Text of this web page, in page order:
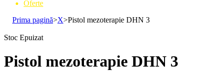
Oferte
Prima pagină>X>Pistol mezoterapie DHN 3
Stoc Epuizat
Pistol mezoterapie DHN 3